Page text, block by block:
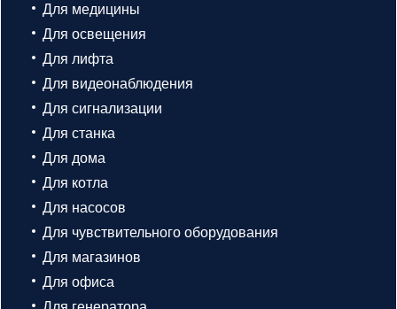
Для медицины
Для освещения
Для лифта
Для видеонаблюдения
Для сигнализации
Для станка
Для дома
Для котла
Для насосов
Для чувствительного оборудования
Для магазинов
Для офиса